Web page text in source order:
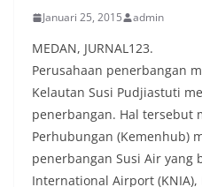
Januari 25, 2015 admin
MEDAN, JURNAL123.
Perusahaan penerbangan
Kelautan Susi Pudjiastuti
penerbangan. Hal tersebut
Perhubungan (Kemenhub)
penerbangan Susi Air yang
International Airport (KNIA),